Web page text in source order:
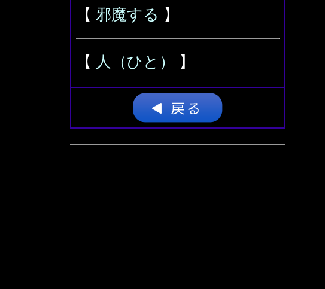
【 邪魔する 】
【 人（ひと） 】